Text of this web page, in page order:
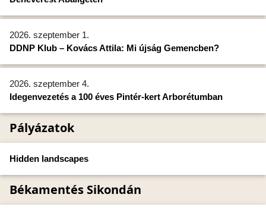
2026. szeptember 1.
DDNP Klub – Kovács Attila: Mi újság Gemencben?
2026. szeptember 4.
Idegenvezetés a 100 éves Pintér-kert Arborétumban
Pályázatok
Hidden landscapes
Békamentés Sikondán